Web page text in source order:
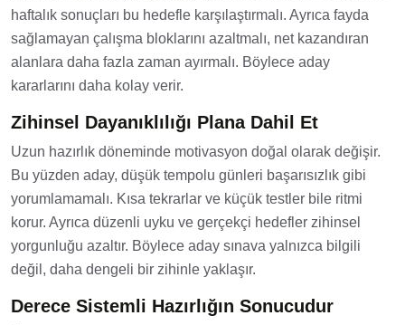
haftalık sonuçları bu hedefle karşılaştırmalı. Ayrıca fayda
sağlamayan çalışma bloklarını azaltmalı, net kazandıran
alanlara daha fazla zaman ayırmalı. Böylece aday
kararlarını daha kolay verir.
Zihinsel Dayanıklılığı Plana Dahil Et
Uzun hazırlık döneminde motivasyon doğal olarak değişir.
Bu yüzden aday, düşük tempolu günleri başarısızlık gibi
yorumlamamalı. Kısa tekrarlar ve küçük testler bile ritmi
korur. Ayrıca düzenli uyku ve gerçekçi hedefler zihinsel
yorgunluğu azaltır. Böylece aday sınava yalnızca bilgili
değil, daha dengeli bir zihinle yaklaşır.
Derece Sistemli Hazırlığın Sonucudur